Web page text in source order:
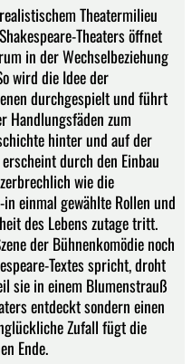
Theatermilieu
Theaters öffnet
in der Wechselbeziehung
wird die Idee der
durchgespielt und führt
Handlungsfäden zum
hinter und auf der
durch den Einbau
wie die
einmal gewählte Rollen und
des Lebens zutage tritt.
der Bühnenkomödie noch
Textes spricht, droht
sie in einem Blumenstrauß
entdeckt sondern einen
Zufall fügt die
Ende.